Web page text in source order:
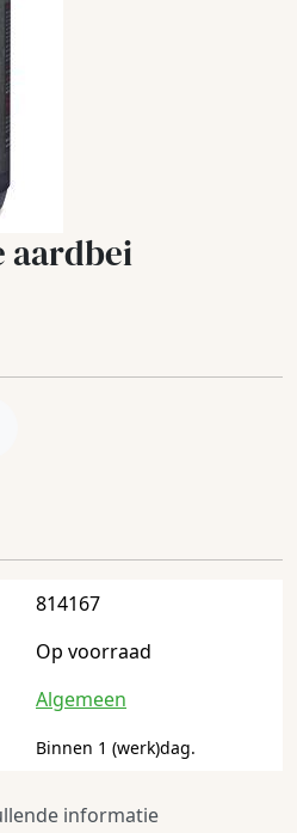
aardbei
814167
Op voorraad
Algemeen
Binnen 1 (werk)dag.
informatie